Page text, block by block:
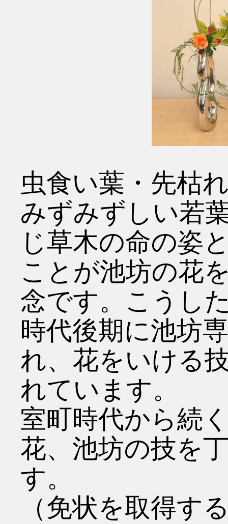
虫食い葉・先枯
みずみずしい若
じ草木の命の姿
ことが池坊の花
念です。こうし
時代後期に池坊
れ、花をいける
れています。
室町時代から続
花、池坊の技を
す。
（免状を取得す